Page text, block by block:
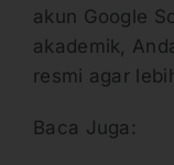
akun Google
akademik,
resmi agar
Baca Juga: